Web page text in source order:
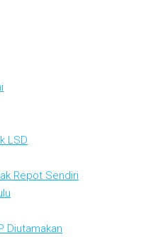
LSD
Repot Sendiri
Diutamakan